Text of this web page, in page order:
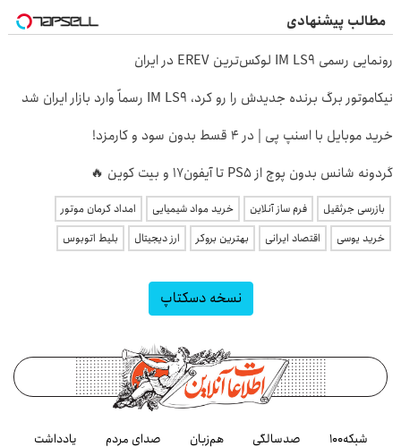
مطالب پیشنهادی
رونمایی رسمی IM LS9 لوکس‌ترین EREV در ایران
نیکاموتور برگ برنده جدیدش را رو کرد، IM LS9 رسماً وارد بازار ایران شد
خرید موبایل با اسنپ پی | در ۴ قسط بدون سود و کارمزد!
گردونه شانس بدون پوچ از PS5 تا آیفون17 و بیت کوین 🔥
بازرسی جرثقیل فرم ساز آنلاین خرید مواد شیمیایی
امداد کرمان موتور
خرید یوسی
اقتصاد ایرانی بهترین بروکر ارز دیجیتال بلیط اتوبوس
نسخه دسکتاپ
شبکه۱۰۰ صدسالگی هم‌زبان صدای مردم یادداشت